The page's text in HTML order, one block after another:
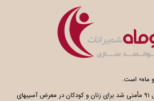
ماه» است.
موسسه‌ای که از سال ۹۱ مأمنی شد برای زنان و کودکان در معرض آسیبهای